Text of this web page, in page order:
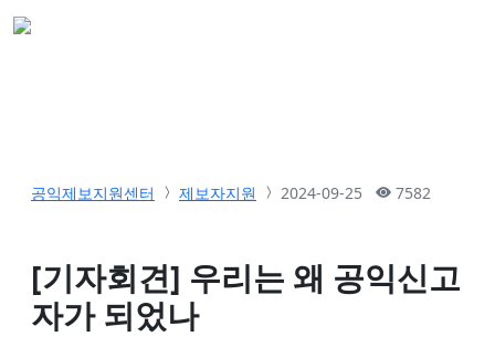
공익제보지원센터 제보자지원 2024-09-25 7582
[기자회견] 우리는 왜 공익신고
자가 되었나